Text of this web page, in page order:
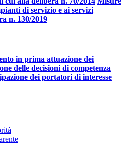
di servizio e ai servizi
n. 130/2019
in prima attuazione dei
delle decisioni di competenza
dei portatori di interesse